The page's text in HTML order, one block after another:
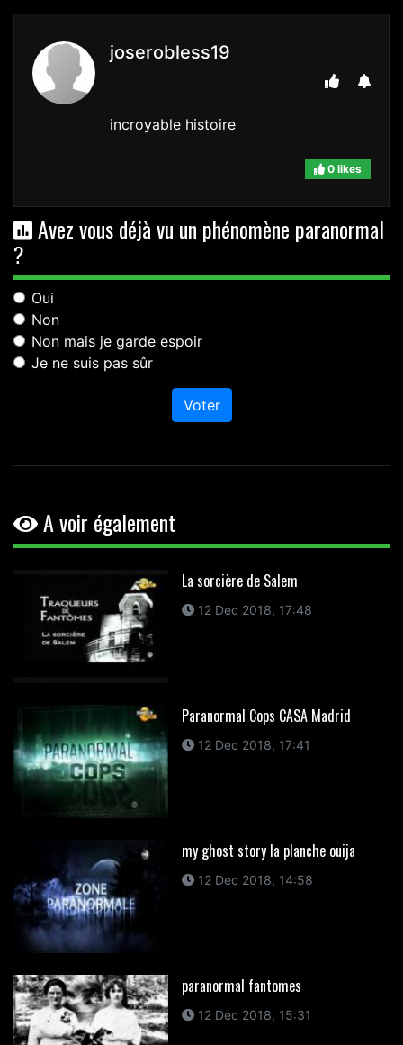
joserobless19
incroyable histoire
0 likes
Avez vous déjà vu un phénomène paranormal
?
Oui
Non
Non mais je garde espoir
Je ne suis pas sûr
Voter
A voir également
La sorcière de Salem
12 Dec 2018, 17:48
Paranormal Cops CASA Madrid
12 Dec 2018, 17:41
my ghost story la planche ouija
12 Dec 2018, 14:58
paranormal fantomes
12 Dec 2018, 15:31